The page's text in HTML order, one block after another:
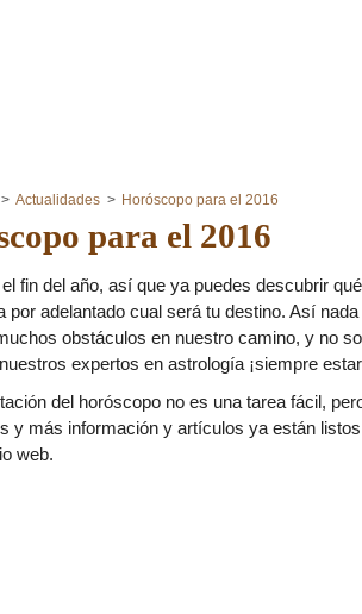
Actualidades Horóscopo para el 2016
para el 2016
fin del año, así que ya puedes descubrir
por adelantado cual será tu destino. Así
obstáculos en nuestro camino, y no
expertos en astrología ¡siempre
del horóscopo no es una tarea fácil,
y más información y artículos ya están
web.